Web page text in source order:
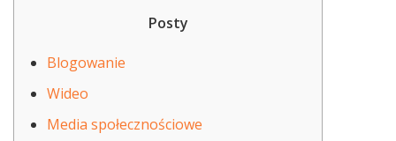
Posty
Blogowanie
Wideo
Media społecznościowe